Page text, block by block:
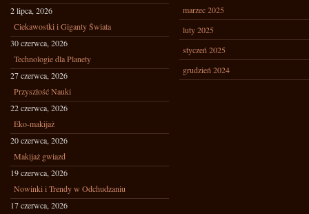
2 lipca, 2026
Ciekawostki i Giganty Świata
30 czerwca, 2026
Technologie dla Planety
27 czerwca, 2026
Przyszłość Nauki
22 czerwca, 2026
Eko-makijaż
20 czerwca, 2026
Makijaż gwiazd
19 czerwca, 2026
Nowinki i Trendy w Odchudzaniu
17 czerwca, 2026
marzec 2025
luty 2025
styczeń 2025
grudzień 2024